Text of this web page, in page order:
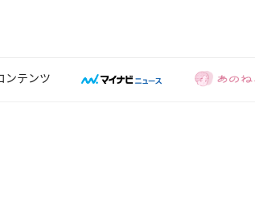
ンテンツ